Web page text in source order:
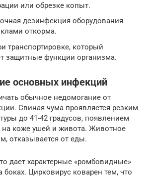
или обрезке копыт.
дезинфекция оборудования
откорма.
транспортировке, который
защитные функции организма.
основных инфекций
обычное недомогание от
Свиная чума проявляется резким
до 41-42 градусов, появлением
коже ушей и живота. Животное
отказывается от еды.
дает характерные «ромбовидные»
боках. Цирковирус коварен тем, что